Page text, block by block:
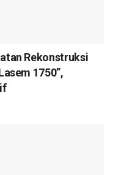
Rekonstruksi
1750”,